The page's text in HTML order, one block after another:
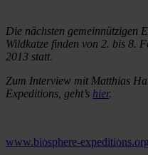
Die nächsten gemeinnützigen
Wildkatze finden von 2. bis 8.
2013 statt.
Zum Interview mit Matthias
Expeditions, geht’s hier.
www.biosphere-expeditions.org